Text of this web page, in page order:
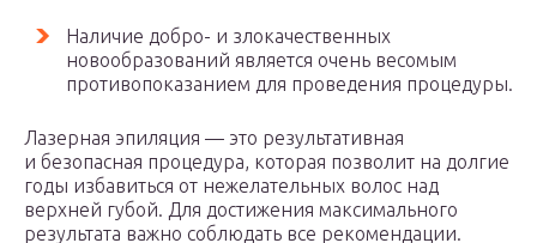
Наличие добро- и злокачественных
новообразований является очень весомым
противопоказанием для проведения процедуры.
Лазерная эпиляция — это результативная
и безопасная процедура, которая позволит на долгие
годы избавиться от нежелательных волос над
верхней губой. Для достижения максимального
результата важно соблюдать все рекомендации.